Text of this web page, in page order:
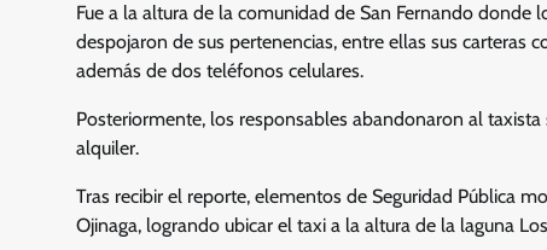
Fue a la altura de la comunidad de San Fernando
despojaron de sus pertenencias, entre ellas sus
además de dos teléfonos celulares.
Posteriormente, los responsables abandonaron al
alquiler.
Tras recibir el reporte, elementos de Seguridad Pública
Ojinaga, logrando ubicar el taxi a la altura de la laguna